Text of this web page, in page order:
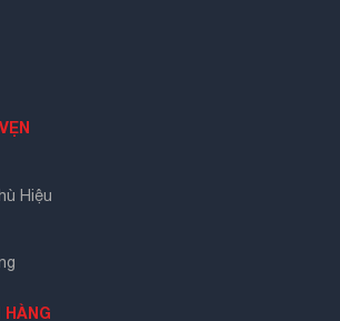
Hiệu
HÀNG